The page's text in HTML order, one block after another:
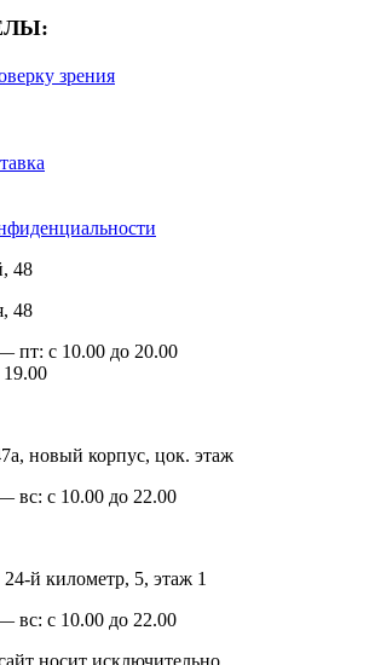
зрения
48
48
пт: с 10.00 до 20.00
новый корпус, цок. этаж
вс: с 10.00 до 22.00
й километр, 5, этаж 1
вс: с 10.00 до 22.00